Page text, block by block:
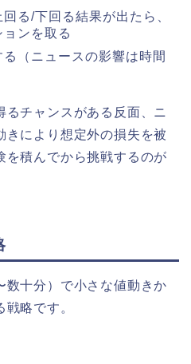
る/下回る結果が出たら、
ンを取る
（ニュースの影響は時間
るチャンスがある反面、ニ
きにより想定外の損失を被
を積んでから挑戦するのが
数十分）で小さな値動きか
略です。